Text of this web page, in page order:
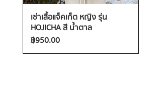
เช่าเสื้อแจ็คเก็ต หญิง รุ่น
HOJICHA สี น้ำตาล
ราคา
฿950.00